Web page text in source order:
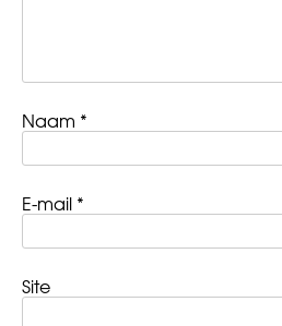
Naam *
E-mail *
Site